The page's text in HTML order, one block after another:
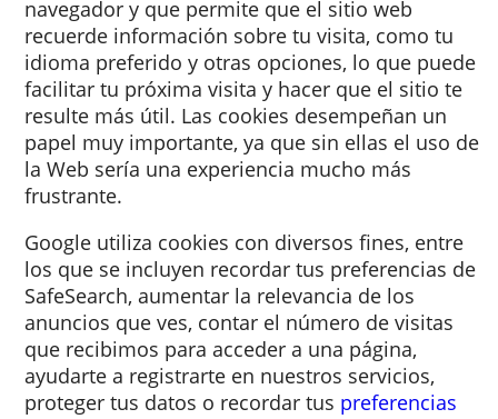
Una cookie es un pequeño fragmento de
que los sitios web que visitas envían al
navegador y que permite que el sitio web
recuerde información sobre tu visita, como
idioma preferido y otras opciones, lo que
facilitar tu próxima visita y hacer que el
resulte más útil. Las cookies desempeñan
papel muy importante, ya que sin ellas el
la Web sería una experiencia mucho más
frustrante.
Google utiliza cookies con diversos fines,
los que se incluyen recordar tus
SafeSearch, aumentar la relevancia de los